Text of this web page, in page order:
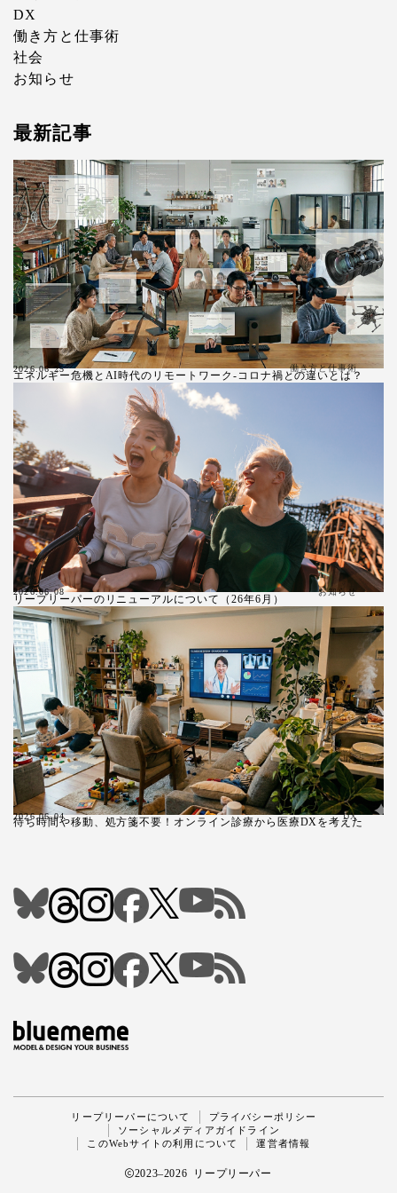
DX
働き方と仕事術
社会
お知らせ
最新記事
エネルギー危機とAI時代のリモートワーク-コロナ禍との違いとは？
2026.06.25 働き方と仕事術
リープリーパーのリニューアルについて（26年6月）
2026.06.08 お知らせ
待ち時間や移動、処方箋不要！オンライン診療から医療DXを考えた
2026.06.04 DX
リープリーパーについて
プライバシーポリシー
ソーシャルメディアガイドライン
このWebサイトの利用について
運営者情報
2023–2026 リープリーパー